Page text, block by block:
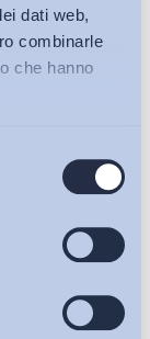
dati web,
combinarle
che hanno
descritti